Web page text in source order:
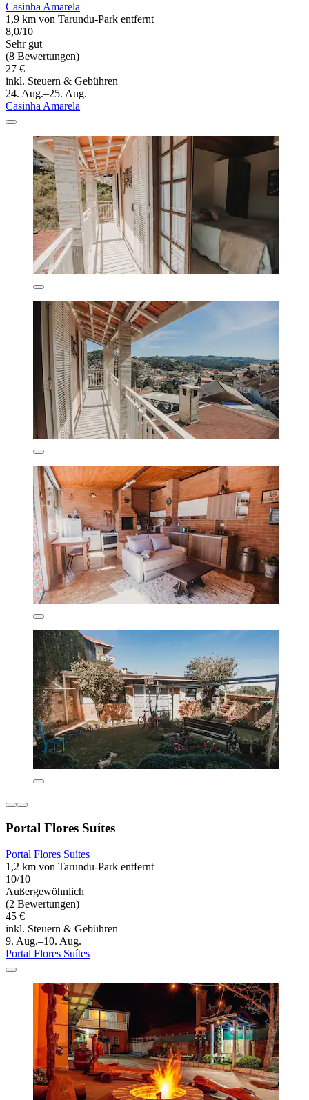
Casinha Amarela
1,9 km von Tarundu-Park entfernt
8,0/10
Sehr gut
(8 Bewertungen)
27 €
inkl. Steuern & Gebühren
24. Aug.–25. Aug.
Casinha Amarela
Portal Flores Suítes
Portal Flores Suítes
1,2 km von Tarundu-Park entfernt
10/10
Außergewöhnlich
(2 Bewertungen)
45 €
inkl. Steuern & Gebühren
9. Aug.–10. Aug.
Portal Flores Suítes